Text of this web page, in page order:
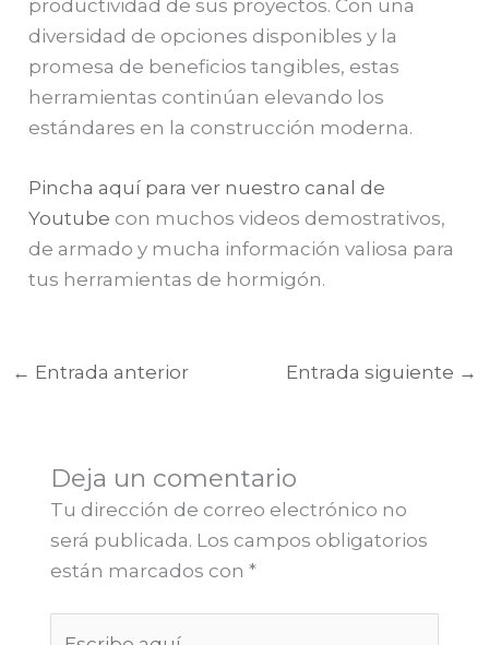
productividad de sus proyectos. Con una
diversidad de opciones disponibles y la
promesa de beneficios tangibles, estas
herramientas continúan elevando los
estándares en la construcción moderna.
Pincha aquí para ver nuestro canal de
Youtube con muchos videos demostrativos,
de armado y mucha información valiosa para
tus herramientas de hormigón.
← Entrada anterior Entrada siguiente →
Deja un comentario
Tu dirección de correo electrónico no
será publicada. Los campos obligatorios
están marcados con *